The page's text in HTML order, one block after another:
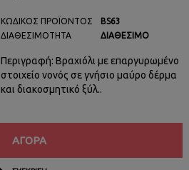
ΚΩΔΙΚΌΣ ΠΡΟΪΌΝΤΟΣ
ΔΙΑΘΕΣΙΜΌΤΗΤΑ
BS63
ΔΙΑΘΈΣΙΜΟ
Περιγραφή: Βραχιόλι με επαργυρωμένο
στοιχείο νονός σε γνήσιο μαύρο δέρμα
και διακοσμητικό ξύλ..
ΑΓΟΡΆ